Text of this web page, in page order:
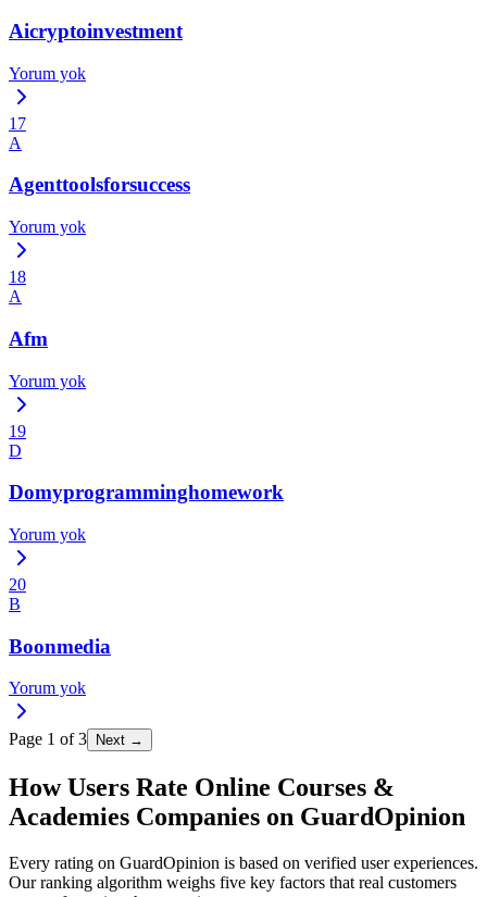
Aicryptoinvestment
Yorum yok
17
A
Agenttoolsforsuccess
Yorum yok
18
A
Afm
Yorum yok
19
D
Domyprogramminghomework
Yorum yok
20
B
Boonmedia
Yorum yok
Page 1 of3 Next →
How Users Rate Online Courses &
Academies Companies on GuardOpinion
Every rating on GuardOpinion is based on verified user experiences.
Our ranking algorithm weighs five key factors that real customers